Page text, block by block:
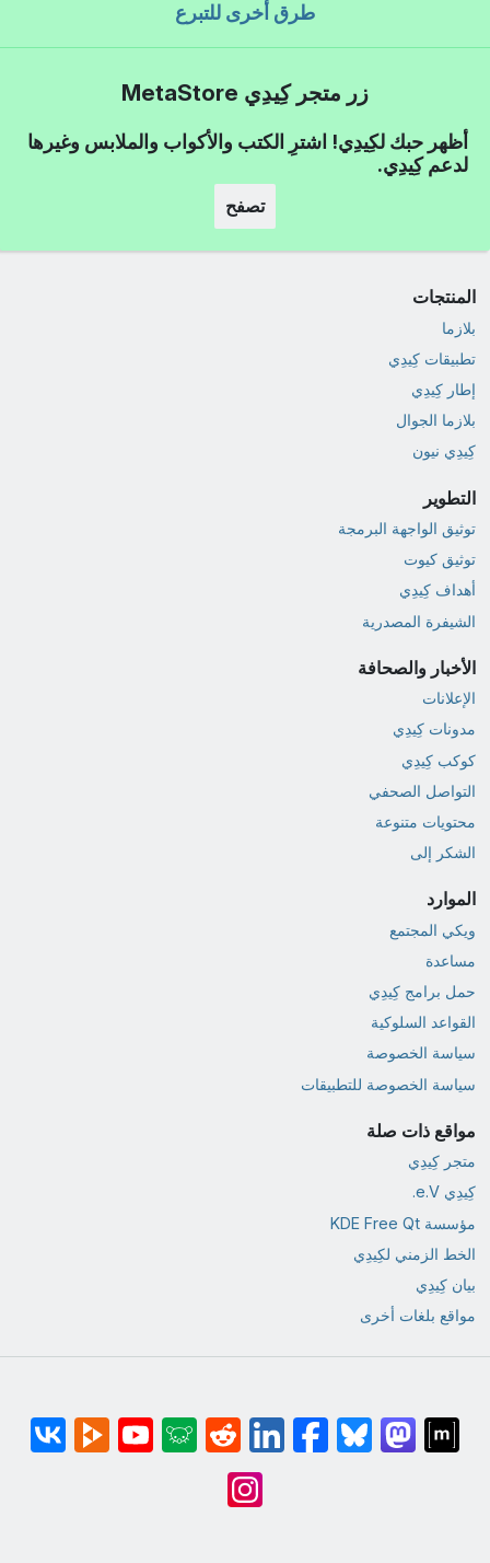
طرق أخرى للتبرع
زر متجر كِيدِي MetaStore
أظهر حبك لكِيدِي! اشترِ الكتب والأكواب والملابس وغيرها
لدعم كِيدِي.
تصفح
المنتجات
بلازما
تطبيقات كِيدِي
إطار كِيدِي
بلازما الجوال
كِيدِي نيون
التطوير
توثيق الواجهة البرمجة
توثيق كيوت
أهداف كِيدِي
الشيفرة المصدرية
الأخبار والصحافة
الإعلانات
مدونات كِيدِي
كوكب كِيدِي
التواصل الصحفي
محتويات متنوعة
الشكر إلى
الموارد
ويكي المجتمع
مساعدة
حمل برامج كِيدِي
القواعد السلوكية
سياسة الخصوصة
سياسة الخصوصة للتطبيقات
مواقع ذات صلة
متجر كِيدِي
كِيدِي e.V.
مؤسسة KDE Free Qt
الخط الزمني لكِيدِي
بيان كِيدِي
مواقع بلغات أخرى